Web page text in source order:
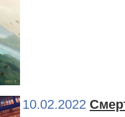
10.02.2022